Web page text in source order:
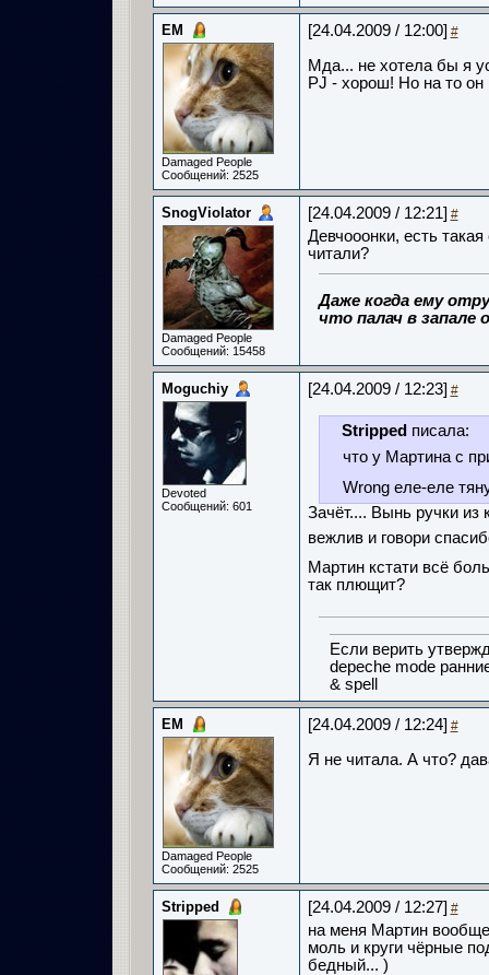
ЕМ
Damaged People
Сообщений: 2525
[24.04.2009 / 12:00] #
Мда... не хотела бы я
PJ - хорош! Но на то
SnogViolator
Damaged People
Сообщений: 15458
[24.04.2009 / 12:21] #
Девчооонки, есть
читали?
Даже когда ему
что палач в запале
Moguchiy
Devoted
Сообщений: 601
[24.04.2009 / 12:23] #
Stripped писала:
что у Мартина с
Wrong еле-еле
Зачёт.... Вынь ручки из
вежлив и говори
Мартин кстати всё
так плющит?
Если верить
depeche mode
& spell
ЕМ
Damaged People
Сообщений: 2525
[24.04.2009 / 12:24] #
Я не читала. А что?
Stripped [24.04.2009 / 12:27] #
на меня Мартин
моль и круги чёрные
бедный... )